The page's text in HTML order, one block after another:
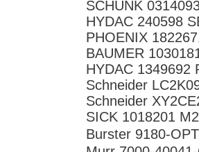
SCHUNK
HYDAC 240598
PHOENIX
BAUMER
HYDAC 1349692
Schneider
Schneider
SICK 1018201
Burster 9180-